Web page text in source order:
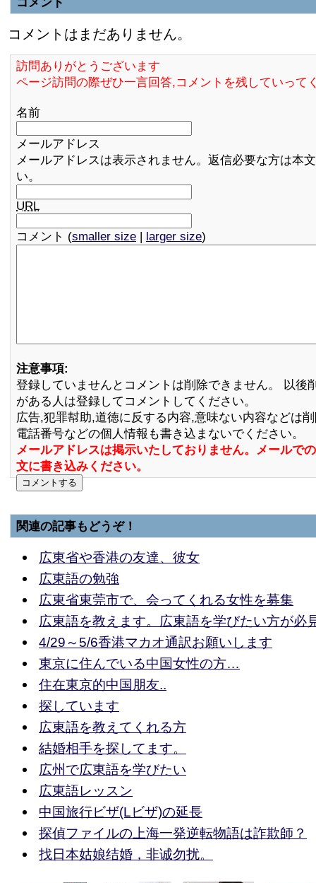
コメントはまだありません。
訪問ありがとうございます
ページ訪問の際ぜひ一言回答,コメントを残していって
名前
メールアドレス
メールアドレスは表示されません。返信必要な方は本
い。
URL
コメント (smaller size | larger size)
注意事項:
登録していませんとコメントは削除できません。 以後
がある人は登録してコメントしてください。
広告,犯罪幇助,道徳に反する内容,意味ない内容などは
電話番号などの個人情報も書き込まないでください。
メールアドレスは掲示いたしておりません。メールで
文に書き込みください。
関連の記事もどうぞ！
広東省や香港の友達、彼女
広東語の勉強
広東省東莞市で、会ってくれる女性を募集
広東語を教えます。広東語を学びたい方が必
4/29～5/6香港マカオ通訳お願いします
東京に住んでいる中国女性の方…
住在東京的中国朋友..
探しています
広東語を教えてくれる方
結婚相手を探してます。
広州で広東語を学びたい
広東語レッスン
中国旅行ビザ(Lビザ)の延長
探偵ファイルの上海一発逆転物語は詐欺師？
找日本姑娘结婚，非诚勿扰。